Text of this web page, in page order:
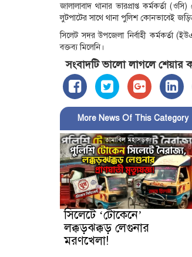
জালালাবাদ থানার ভারপ্রাপ্ত কর্মকর্তা
লুটপাটের সাথে থানা পুলিশ কোনভাবেই
সিলেট সদর উপজেলা নির্বাহী কর্মকর্তা
বক্তব্য মিলেনি।
সংবাদটি ভালো লাগলে শেয়ার
More News Of This Category
সিলেটে ‘টোকেনে’
লক্কড়ঝক্কড় লেগুনার
মরণখেলা!